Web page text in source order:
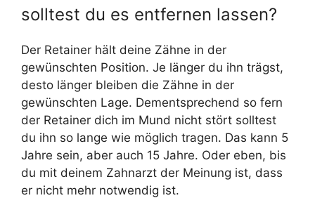
solltest du es entfernen lassen?
Der Retainer hält deine Zähne in der
gewünschten Position. Je länger du ihn trägst,
desto länger bleiben die Zähne in der
gewünschten Lage. Dementsprechend so fern
der Retainer dich im Mund nicht stört solltest
du ihn so lange wie möglich tragen. Das kann 5
Jahre sein, aber auch 15 Jahre. Oder eben, bis
du mit deinem Zahnarzt der Meinung ist, dass
er nicht mehr notwendig ist.